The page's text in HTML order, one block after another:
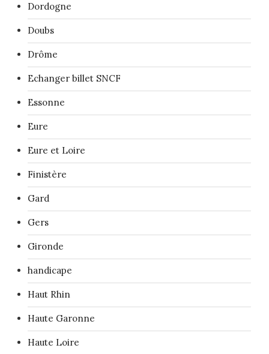
Dordogne
Doubs
Drôme
Echanger billet SNCF
Essonne
Eure
Eure et Loire
Finistère
Gard
Gers
Gironde
handicape
Haut Rhin
Haute Garonne
Haute Loire